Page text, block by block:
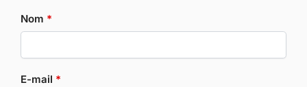
Nom *
E-mail *